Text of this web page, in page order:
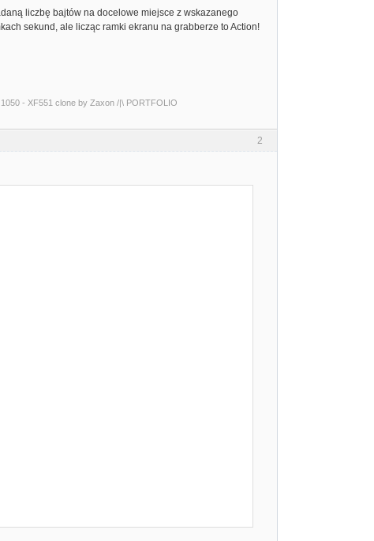
liczbę bajtów na docelowe miejsce z wskazanego
sekund, ale licząc ramki ekranu na grabberze to Action!
- XF551 clone by Zaxon /|\ PORTFOLIO
2